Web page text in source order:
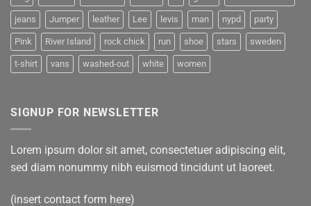
jeans Jumper leather Lee levis man nypd party
Pink River Island rock chick run shoe stars sweden
t-shirt vans washed-out white women
SIGNUP FOR NEWSLETTER
Lorem ipsum dolor sit amet, consectetuer adipiscing elit,
sed diam nonummy nibh euismod tincidunt ut laoreet.
(insert contact form here)